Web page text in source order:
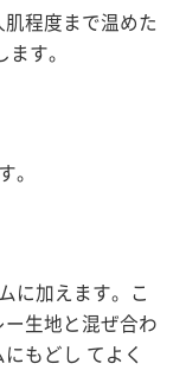
程度まで温めた
す。
。
に加えます。こ
生地と混ぜ合わ
もどし てよく